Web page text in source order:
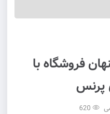
فروشگاه با
پرنس